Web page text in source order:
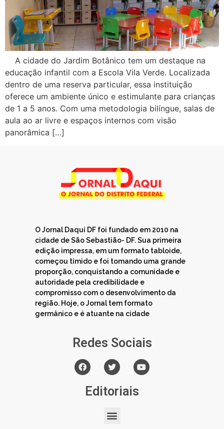
A cidade do Jardim Botânico tem um destaque na
educação infantil com a Escola Vila Verde. Localizada
dentro de uma reserva particular, essa instituição
oferece um ambiente único e estimulante para crianças
de 1 a 5 anos. Com uma metodologia bilíngue, salas de
aula ao ar livre e espaços internos com visão
panorâmica […]
O Jornal Daqui DF foi fundado em 2010 na
cidade de São Sebastião- DF. Sua primeira
edição impressa, em um formato tabloide,
começou tímido e foi tomando uma grande
proporção, conquistando a comunidade e
autoridade pela credibilidade e
compromisso com o desenvolvimento da
região. Hoje, o Jornal tem formato
germânico e é atuante na cidade
Redes Sociais
Editoriais